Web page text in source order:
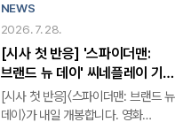
집념의 검사 장건영('정우성' 분)의 숨
막히는 혈투를 그렸다. 압도적인
몰입감과 탄탄한 서사로 국내외 평단의
찬사를 받으며 K-콘텐츠의 위상을 높인
바 있다.
단면을 넘어선 성찰, 카메라가 응시한
가족의 이면"부모의 대처가 가혹했다는
비판이 지배적이었다. 그러나 과연 이
비극의 책임이 온전히 그들에게만 있는
것일까. " 25년이라는 긴 세월 동안
세상과 단절된 채 살아온 조현병 환자
누나의 궤적을 좇은 다큐멘터리 영화
NEWS
2026. 7. 28.
[시사 첫 반응] '스파이더맨:
브랜드 뉴 데이' 씨네플레이 기자
별점
[시사 첫 반응]〈스파이더맨: 브랜드 뉴
데이〉가 내일 개봉합니다. 영화